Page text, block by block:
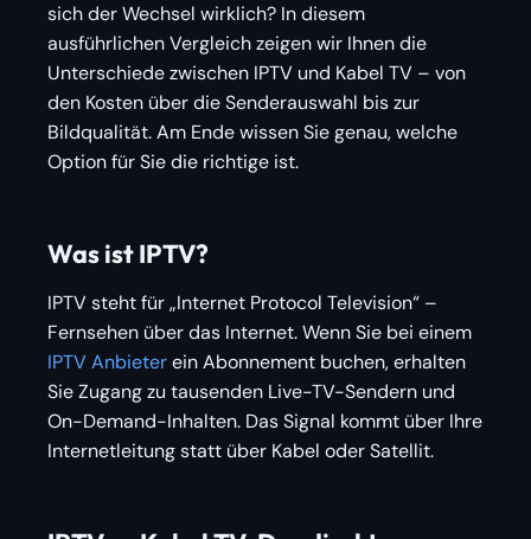
sich der Wechsel wirklich? In diesem
ausführlichen Vergleich zeigen wir Ihnen die
Unterschiede zwischen IPTV und Kabel TV – von
den Kosten über die Senderauswahl bis zur
Bildqualität. Am Ende wissen Sie genau, welche
Option für Sie die richtige ist.
Was ist IPTV?
IPTV steht für „Internet Protocol Television“ –
Fernsehen über das Internet. Wenn Sie bei einem
IPTV Anbieterein Abonnement buchen, erhalten
Sie Zugang zu tausenden Live-TV-Sendern und
On-Demand-Inhalten. Das Signal kommt über Ihre
Internetleitung statt über Kabel oder Satellit.